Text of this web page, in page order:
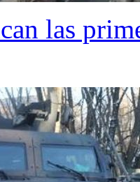
las